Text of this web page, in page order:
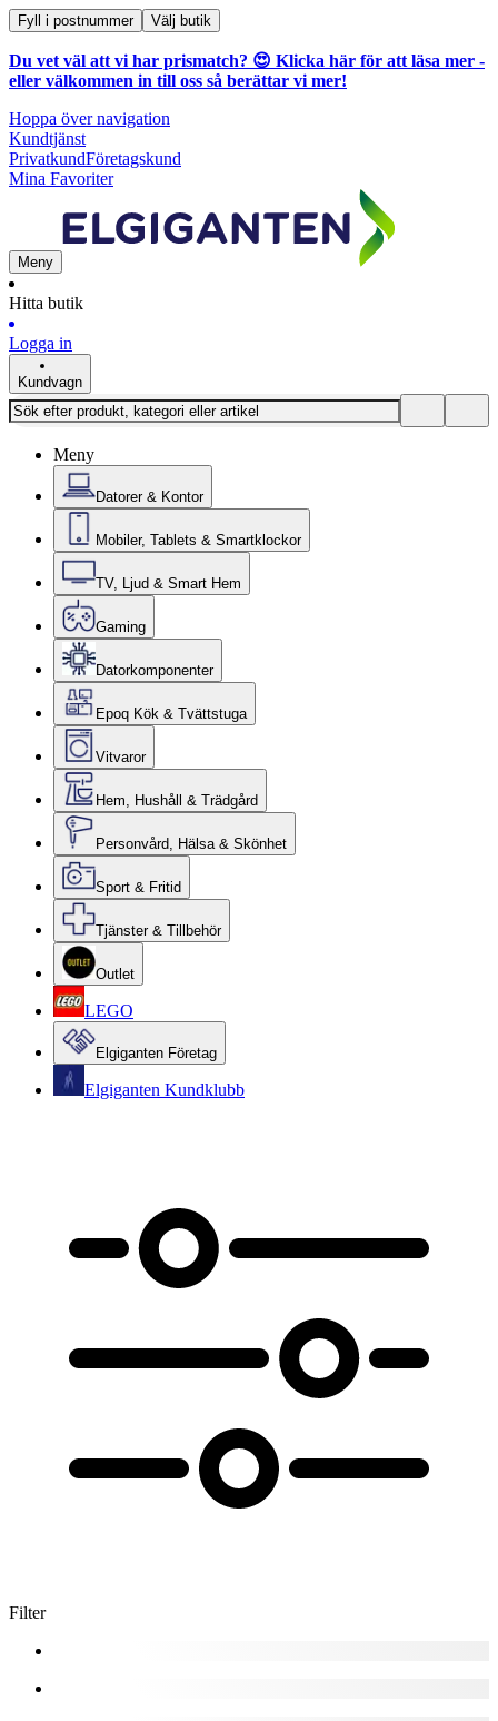
Fyll i postnummer Välj butik
Du vet väl att vi har prismatch? 😍 Klicka här för att läsa mer -
eller välkommen in till oss så berättar vi mer!
Hoppa över navigation
Kundtjänst
PrivatkundFöretagskund
Mina Favoriter
Meny
Hitta butik
Logga in
Kundvagn
Meny
Datorer & Kontor
Mobiler, Tablets & Smartklockor
TV, Ljud & Smart Hem
Gaming
Datorkomponenter
Epoq Kök & Tvättstuga
Vitvaror
Hem, Hushåll & Trädgård
Personvård, Hälsa & Skönhet
Sport & Fritid
Tjänster & Tillbehör
Outlet
LEGO
Elgiganten Företag
Elgiganten Kundklubb
Filter